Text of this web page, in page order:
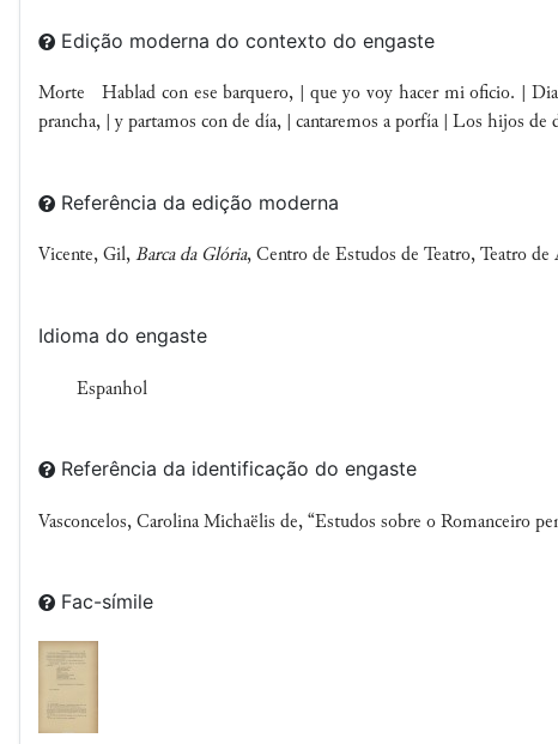
Edição moderna do contexto do engaste
Morte Hablad con ese barquero, | que yo voy hacer mi oficio. |
prancha, | y partamos con de día, | cantaremos a porfía | Los hijos de
Referência da edição moderna
Vicente, Gil, Barca da Glória, Centro de Estudos de Teatro, Teatro
Idioma do engaste
Espanhol
Referência da identificação do engaste
Vasconcelos, Carolina Michaëlis de, “Estudos sobre o Romanceiro
Fac-símile